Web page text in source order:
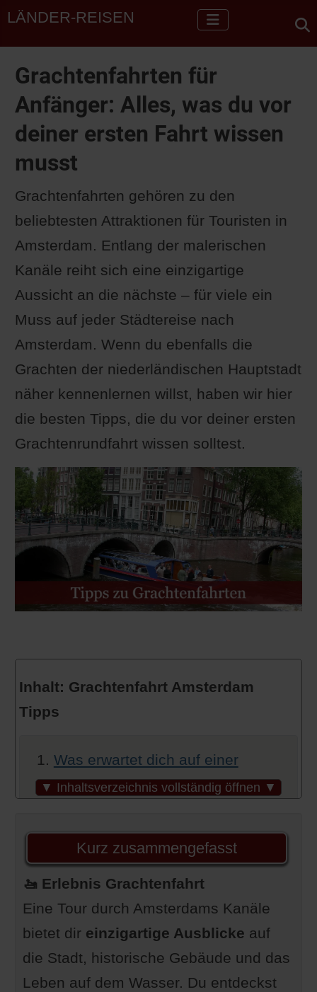
LÄNDER-REISEN
Grachtenfahrten für
Anfänger: Alles, was du vor
deiner ersten Fahrt wissen
musst
Grachtenfahrten gehören zu den
beliebtesten Attraktionen für Touristen in
Amsterdam. Entlang der malerischen
Kanäle reiht sich eine einzigartige
Aussicht an die nächste – für viele ein
Muss auf jeder Städtereise nach
Amsterdam. Wenn du ebenfalls die
Grachten der niederländischen Hauptstadt
näher kennenlernen willst, haben wir hier
die besten Tipps, die du vor deiner ersten
Grachtenrundfahrt wissen solltest.
▼ Inhaltsverzeichnis vollständig öffnen ▼
Inhalt: Grachtenfahrt Amsterdam
Tipps
Was erwartet dich auf einer
Grachtenfahrt?
Grachtenfahrt
Welche Boote gibt es und was
sind die Unterschiede?
Was solltest du mitbringen?
Was kostet eine Grachtenfahrt?
💡 Wie finde ich das richtige
Angebot für meine Grachtenfahrt?
Kurz zusammengefasst
🚤 Erlebnis Grachtenfahrt
Eine Tour durch Amsterdams Kanäle
bietet dir einzigartige Ausblicke auf
die Stadt, historische Gebäude und das
Leben auf dem Wasser. Du entdeckst